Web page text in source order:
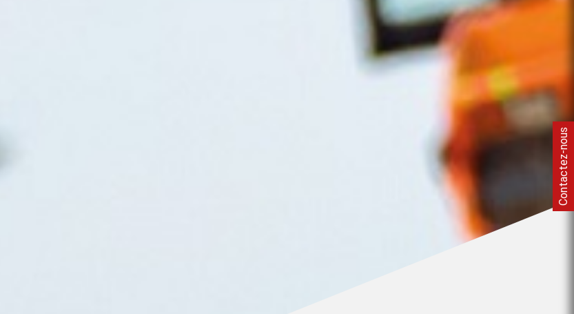
Contactez-nous